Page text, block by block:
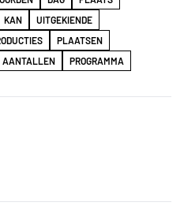
KAN
UITGEKIENDE
PLAATSEN
AANTALLEN PROGRAMMA